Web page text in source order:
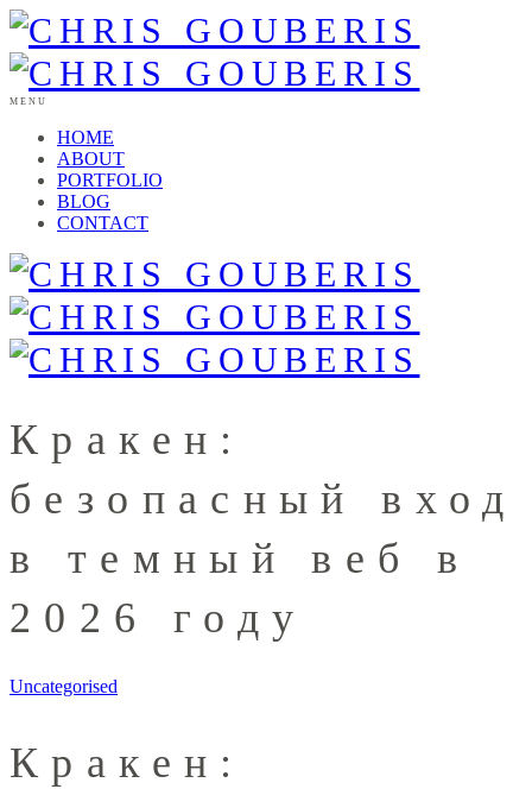
MENU
HOME
ABOUT
PORTFOLIO
BLOG
CONTACT
Кракен:
безопасный вход
в темный веб в
2026 году
Uncategorised
Кракен: